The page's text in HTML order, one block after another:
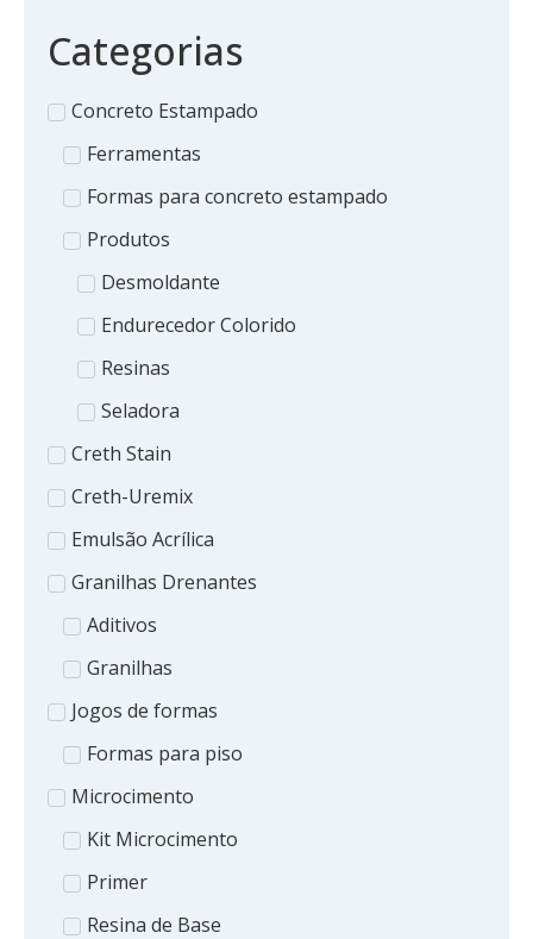
Categorias
Concreto Estampado
Ferramentas
Formas para concreto estampado
Produtos
Desmoldante
Endurecedor Colorido
Resinas
Seladora
Creth Stain
Creth-Uremix
Emulsão Acrílica
Granilhas Drenantes
Aditivos
Granilhas
Jogos de formas
Formas para piso
Microcimento
Kit Microcimento
Primer
Resina de Base